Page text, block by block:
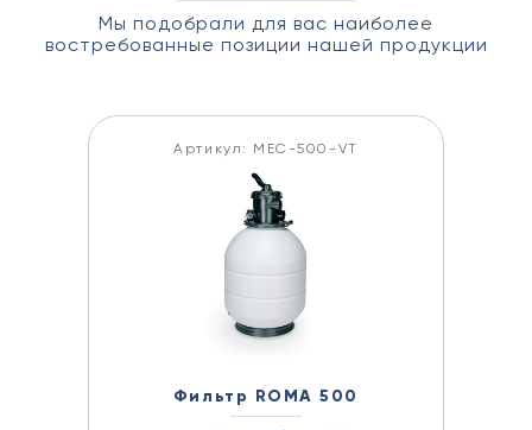
Мы подобрали для вас наиболее
востребованные позиции нашей продукции
Артикул: MEC-500-VT
Фильтр ROMA 500